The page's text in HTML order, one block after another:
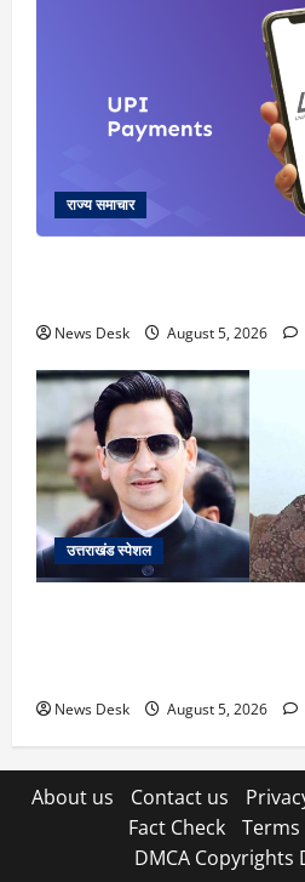
राज्य समाचार
News Desk August 5, 2026
उत्तराखंड स्पेशल
News Desk August 5, 2026
About us Contact us
Fact Check
Terms
DMCA Copyrights